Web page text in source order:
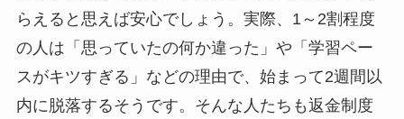
らえると思えば安心でしょう。実際、1～2割程度
の人は「思っていたの何か違った」や「学習ペー
スがキツすぎる」などの理由で、始まって2週間以
内に脱落するそうです。そんな人たちも返金制度